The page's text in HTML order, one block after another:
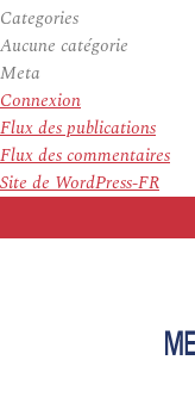
Categories
Aucune catégorie
Meta
Connexion
Flux des publications
Flux des commentaires
Site de WordPress-FR